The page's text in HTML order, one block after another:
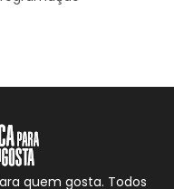
quem gosta. Todos